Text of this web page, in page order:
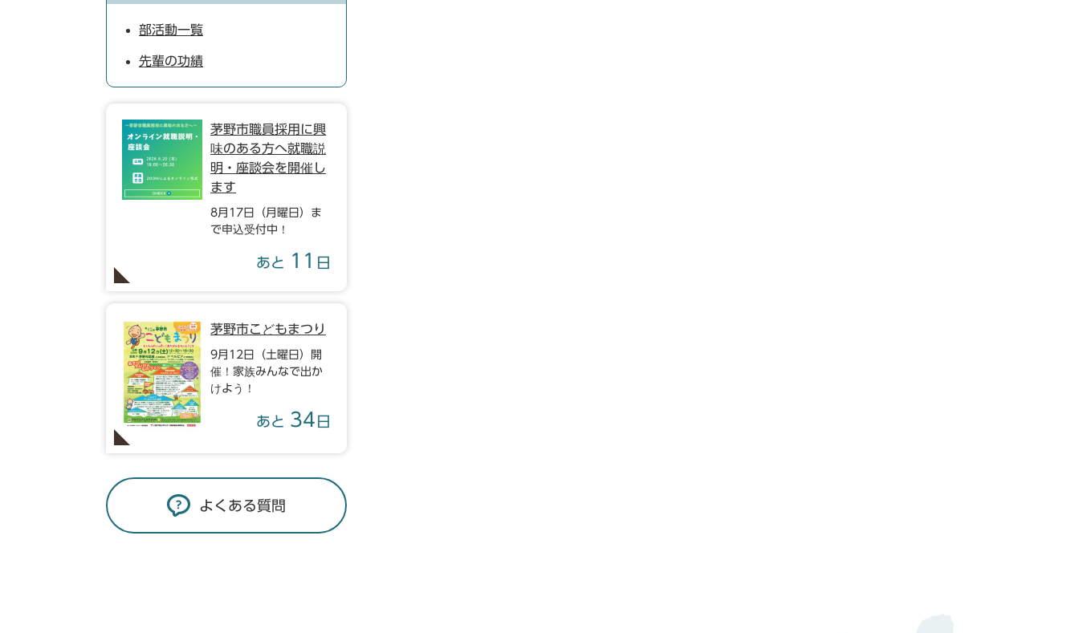
部活動一覧
先輩の功績
茅野市職員採用に興
味のある方へ就職説
明・座談会を開催し
ます
8月17日（月曜日）ま
で申込受付中！
あと 11 日
茅野市こどもまつり
9月12日（土曜日）開
催！家族みんなで出か
けよう！
あと 34 日
よくある質問